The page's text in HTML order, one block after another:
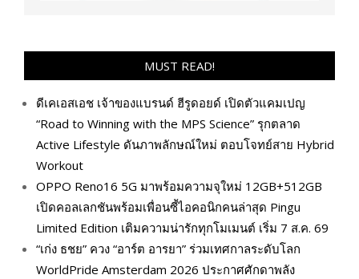
MUST READ!
ดีเคเอสเอช เจ้าของแบรนด์ ฮีรูดอยด์ เปิดตัวแคมเปญ
“Road to Winning with the MPS Science” รุกตลาด
Active Lifestyle ดันภาพลักษณ์ใหม่ ตอบโจทย์สาย Hybrid
Workout
OPPO Reno16 5G มาพร้อมความจุใหม่ 12GB+512GB
เปิดคอลเลกชันพร้อมเพื่อนซี้ไอคอนิกคนล่าสุด Pingu
Limited Edition เติมความน่ารักทุกโมเมนต์ เริ่ม 7 ส.ค. 69
“เก่ง ธชย” ควง “อาร์ต อารยา” ร่วมเทศกาลระดับโลก
WorldPride Amsterdam 2026 ประกาศศักดาพลัง